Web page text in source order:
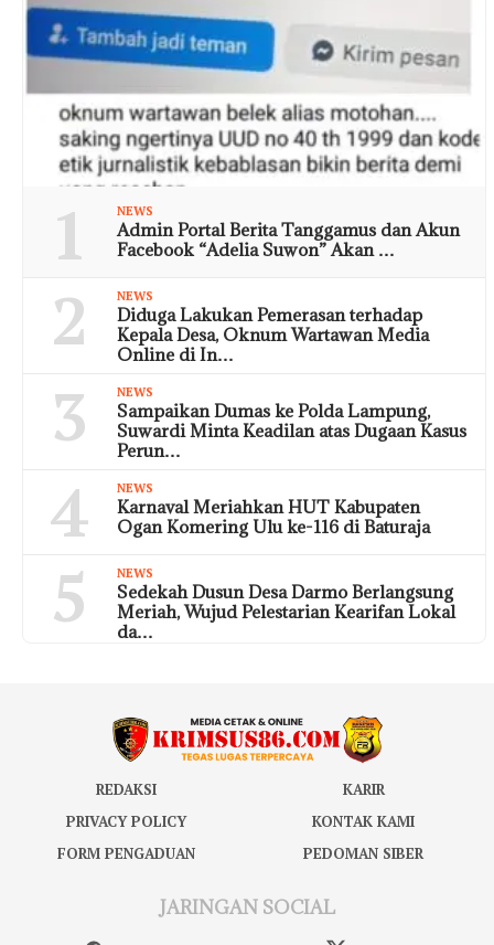
1 NEWS
Admin Portal Berita Tanggamus dan Akun
Facebook “Adelia Suwon” Akan …
2 NEWS
Diduga Lakukan Pemerasan terhadap
Kepala Desa, Oknum Wartawan Media
Online di In…
3 NEWS
Sampaikan Dumas ke Polda Lampung,
Suwardi Minta Keadilan atas Dugaan Kasus
Perun…
4 NEWS
Karnaval Meriahkan HUT Kabupaten
Ogan Komering Ulu ke-116 di Baturaja
5 NEWS
Sedekah Dusun Desa Darmo Berlangsung
Meriah, Wujud Pelestarian Kearifan Lokal
da…
REDAKSI
KARIR
PRIVACY POLICY
KONTAK KAMI
FORM PENGADUAN
PEDOMAN SIBER
JARINGAN SOCIAL